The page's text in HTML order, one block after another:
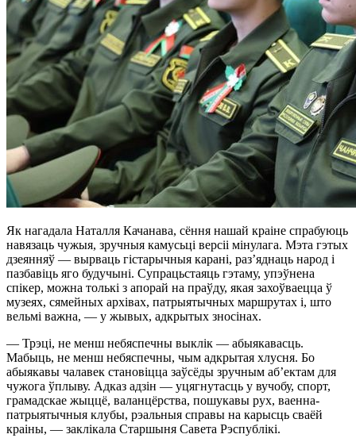
Як нагадала Наталля Качанава, сёння нашай краіне спрабуюць
навязаць чужыя, зручныя камусьці версіі мінулага. Мэта гэтых
дзеянняў — вырваць гістарычныя карані, раз’яднаць народ і
пазбавіць яго будучыні. Супрацьстаяць гэтаму, упэўнена
спікер, можна толькі з апорай на праўду, якая захоўваецца ў
музеях, сямейных архівах, патрыятычных маршрутах і, што
вельмі важна, — у жывых, адкрытых зносінах.
— Трэці, не менш небяспечны выклік — абыякавасць.
Мабыць, не менш небяспечны, чым адкрытая хлусня. Бо
абыякавы чалавек становіцца заўсёды зручным аб’ектам для
чужога ўплыву. Адказ адзін — уцягнутасць у вучобу, спорт,
грамадскае жыццё, валанцёрства, пошукавы рух, ваенна-
патрыятычныя клубы, рэальныя справы на карысць сваёй
краіны, — заклікала Старшыня Савета Рэспублікі.